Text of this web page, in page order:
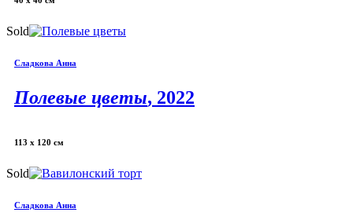
Sold
Сладкова Анна
Полевые цветы, 2022
113 х 120 см
Sold
Сладкова Анна